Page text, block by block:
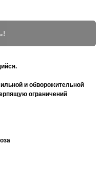
и обворожительной
ограничений